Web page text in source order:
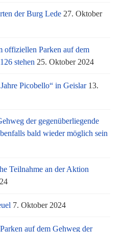
der Burg Lede 27. Oktober
offiziellen Parken auf dem
stehen 25. Oktober 2024
Picobello“ in Geislar 13.
der gegenüberliegende
bald wieder möglich sein
Teilnahme an der Aktion
7. Oktober 2024
auf dem Gehweg der